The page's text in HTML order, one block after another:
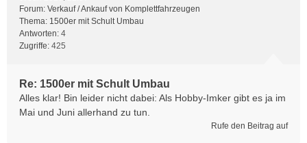
Forum: Verkauf / Ankauf von Komplettfahrzeugen
Thema: 1500er mit Schult Umbau
Antworten: 4
Zugriffe: 425
Re: 1500er mit Schult Umbau
Alles klar! Bin leider nicht dabei: Als Hobby-Imker gibt es ja im
Mai und Juni allerhand zu tun.
Rufe den Beitrag auf